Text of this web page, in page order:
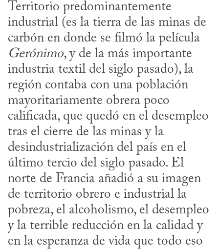
Territorio predominantemente
industrial (es la tierra de las minas de
Gerónimo, y de la más importante
industria textil del siglo pasado), la
región contaba con una población
mayoritariamente obrera poco
calificada, que quedó en el desempleo
tras el cierre de las minas y la
desindustrialización del país en el
último tercio del siglo pasado. El
norte de Francia añadió a su imagen
de territorio obrero e industrial la
pobreza, el alcoholismo, el desempleo
y la terrible reducción en la calidad y
en la esperanza de vida que todo eso